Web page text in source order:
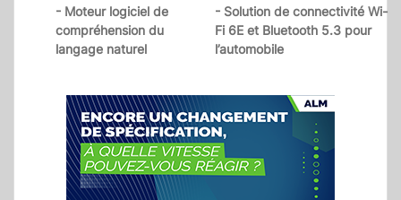
- Moteur logiciel de
compréhension du
langage naturel
- Solution de connectivité Wi-
Fi 6E et Bluetooth 5.3 pour
l’automobile